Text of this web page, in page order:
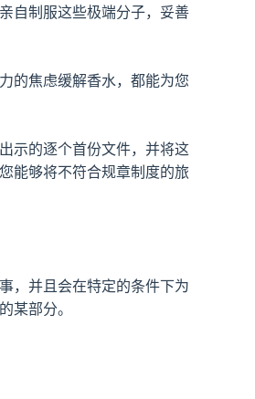
自制服这些极端分子，妥善
的焦虑缓解香水，都能为您
示的逐个首份文件，并将这
能够将不符合规章制度的旅
，并且会在特定的条件下为
某部分。